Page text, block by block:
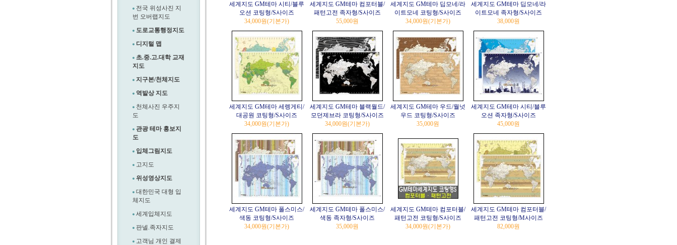
전국 위성사진 지
번 오버랩지도
도로교통행정지도
디지털 맵
초.중.고.대학 교재
지도
지구본/천체지도
역발상 지도
천체사진 우주지
도
관광 테마 홍보지
도
입체그림지도
고지도
위성영상지도
대한민국 대형 입
체지도
세계입체지도
판넬.족자지도
고객님 개인 결제
세계지도 GM테마 시티/블루
오션 코팅형/S사이즈
34,000원(기본가)
세계지도 GM테마 컴포터블/
패턴고전 족자형/S사이즈
55,000원
세계지도 GM테마 딥모네/라
이트모네 코팅형/S사이즈
34,000원(기본가)
세계지도 GM테마 딥모네/라
이트모네 족자형/S사이즈
38,000원
세계지도 GM테마 세렝게티/
대공원 코팅형/S사이즈
34,000원(기본가)
세계지도 GM테마 블랙월드/
모던제브라 코팅형/S사이즈
34,000원(기본가)
세계지도 GM테마 우드/월넛
우드 코팅형/S사이즈
35,000원
세계지도 GM테마 시티/블루
오션 족자형/S사이즈
45,000원
세계지도 GM테마 폴스미스/
색동 코팅형/S사이즈
34,000원(기본가)
세계지도 GM테마 폴스미스/
색동 족자형/S사이즈
35,000원
세계지도 GM테마 컴포터블/
패턴고전 코팅형/S사이즈
34,000원(기본가)
세계지도 GM테마 컴포터블/
패턴고전 코팅형/M사이즈
82,000원